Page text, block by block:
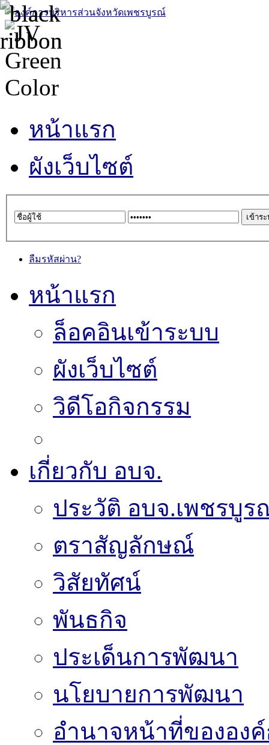
หน้าแรก
ผังเว็บไซต์
ลืมรหัสผ่าน?
หน้าแรก
ล็อคอินเข้าระบบ
ผังเว็บไซต์
วิดีโอกิจกรรม
เกี่ยวกับ อบจ.
ประวัติ อบจ.เพชรบูร
ตราสัญลักษณ์
วิสัยทัศน์
พันธกิจ
ประเด็นการพัฒนา
นโยบายการพัฒนา
อำนาจหน้าที่ขององ